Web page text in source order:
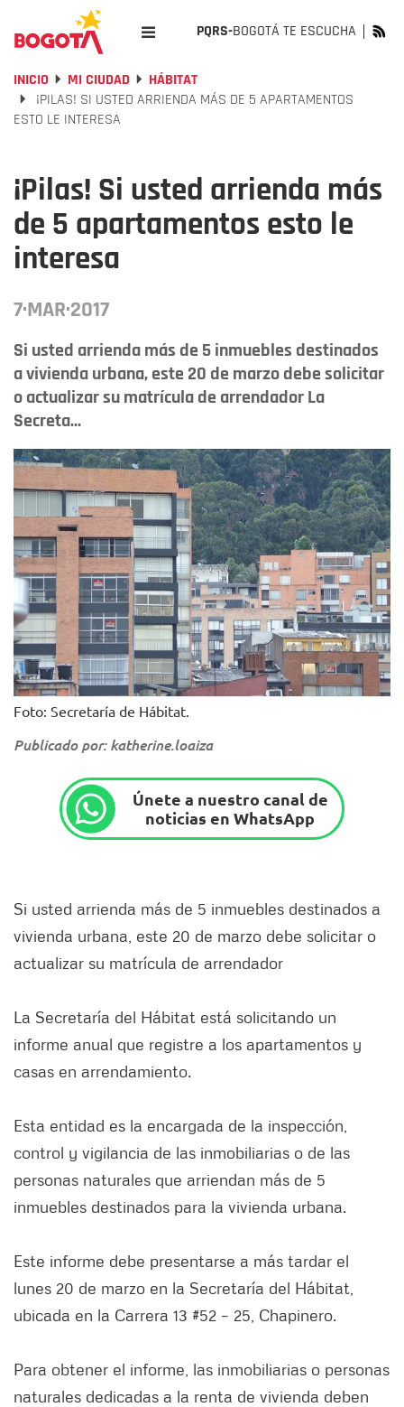
PQRS-BOGOTÁ TE ESCUCHA
INICIO MI CIUDAD
HÁBITAT
¡PILAS! SI USTED ARRIENDA MÁS DE 5 APARTAMENTOS
ESTO LE INTERESA
¡Pilas! Si usted arrienda más
de 5 apartamentos esto le
interesa
7·MAR·2017
Si usted arrienda más de 5 inmuebles destinados
a vivienda urbana, este 20 de marzo debe solicitar
o actualizar su matrícula de arrendador La
Secreta...
Foto: Secretaría de Hábitat.
Publicado por: katherine.loaiza
Únete a nuestro canal de
noticias en WhatsApp
Si usted arrienda más de 5 inmuebles destinados a
vivienda urbana, este 20 de marzo debe solicitar o
actualizar su matrícula de arrendador
La Secretaría del Hábitat está solicitando un
informe anual que registre a los apartamentos y
casas en arrendamiento.
Esta entidad es la encargada de la inspección,
control y vigilancia de las inmobiliarias o de las
personas naturales que arriendan más de 5
inmuebles destinados para la vivienda urbana.
Este informe debe presentarse a más tardar el
lunes 20 de marzo en la Secretaría del Hábitat,
ubicada en la Carrera 13 #52 – 25, Chapinero.
Para obtener el informe, las inmobiliarias o personas
naturales dedicadas a la renta de vivienda deben